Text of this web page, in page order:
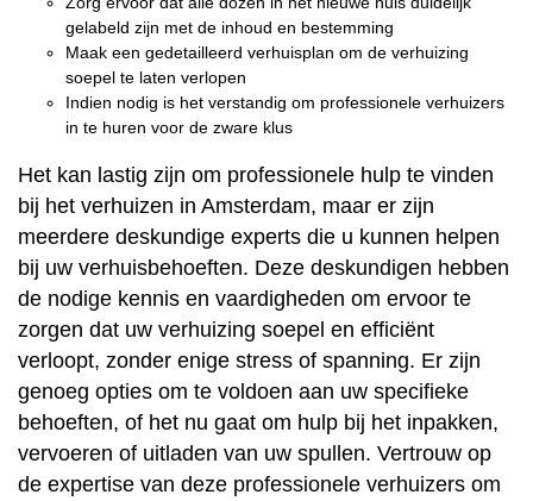
gelabeld zijn met de inhoud en bestemming
Maak een gedetailleerd verhuisplan om de verhuizing
soepel te laten verlopen
Indien nodig is het verstandig om professionele verhuizers
in te huren voor de zware klus
Het kan lastig zijn om professionele hulp te vinden
bij het verhuizen in Amsterdam, maar er zijn
meerdere deskundige experts die u kunnen helpen
bij uw verhuisbehoeften. Deze deskundigen hebben
de nodige kennis en vaardigheden om ervoor te
zorgen dat uw verhuizing soepel en efficiënt
verloopt, zonder enige stress of spanning. Er zijn
genoeg opties om te voldoen aan uw specifieke
behoeften, of het nu gaat om hulp bij het inpakken,
vervoeren of uitladen van uw spullen. Vertrouw op
de expertise van deze professionele verhuizers om